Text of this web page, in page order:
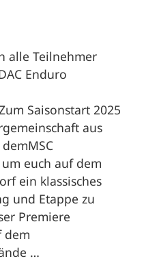
alle Teilnehmer
Enduro
Saisonstart 2025
aus
euch auf dem
ein klassisches
und Etappe zu
Premiere
dem
…